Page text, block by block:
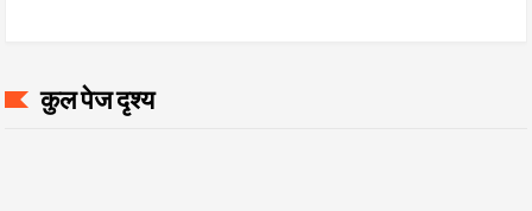
कुल पेज दृश्य